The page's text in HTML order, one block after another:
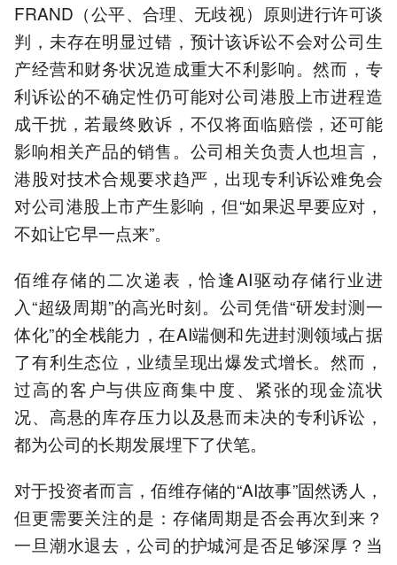
FRAND（公平、合理、无歧视）原则进行许可谈
判，未存在明显过错，预计该诉讼不会对公司生
产经营和财务状况造成重大不利影响。然而，专
利诉讼的不确定性仍可能对公司港股上市进程造
成干扰，若最终败诉，不仅将面临赔偿，还可能
影响相关产品的销售。公司相关负责人也坦言，
港股对技术合规要求趋严，出现专利诉讼难免会
对公司港股上市产生影响，但“如果迟早要应对，
不如让它早一点来”。
佰维存储的二次递表，恰逢AI驱动存储行业进
入“超级周期”的高光时刻。公司凭借“研发封测一
体化”的全栈能力，在AI端侧和先进封测领域占据
了有利生态位，业绩呈现出爆发式增长。然而，
过高的客户与供应商集中度、紧张的现金流状
况、高悬的库存压力以及悬而未决的专利诉讼，
都为公司的长期发展埋下了伏笔。
对于投资者而言，佰维存储的“AI故事”固然诱人，
但更需要关注的是：存储周期是否会再次到来？
一旦潮水退去，公司的护城河是否足够深厚？当